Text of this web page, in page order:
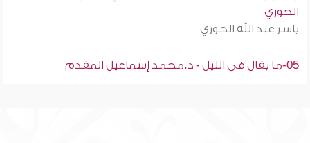
الحوري
ياسر عبد الله الحوري
05-ما يقال فى الليل - د.محمد إسماعيل المقدم